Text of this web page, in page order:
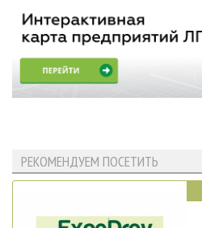
РЕКОМЕНДУЕМ ПОСЕТИТЬ